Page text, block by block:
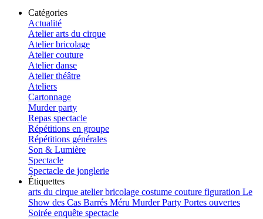
Catégories
Actualité
Atelier arts du cirque
Atelier bricolage
Atelier couture
Atelier danse
Atelier théâtre
Ateliers
Cartonnage
Murder party
Repas spectacle
Répétitions en groupe
Répétitions générales
Son & Lumière
Spectacle
Spectacle de jonglerie
Étiquettes
arts du cirque atelierbricolage costume couture figuration Le
Show des Cas Barrés Méru Murder Party Portes ouvertes
Soirée enquête spectacle